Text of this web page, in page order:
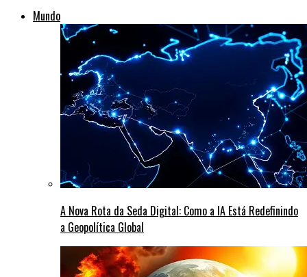
Mundo
A Nova Rota da Seda Digital: Como a IA Está Redefinindo
a Geopolítica Global